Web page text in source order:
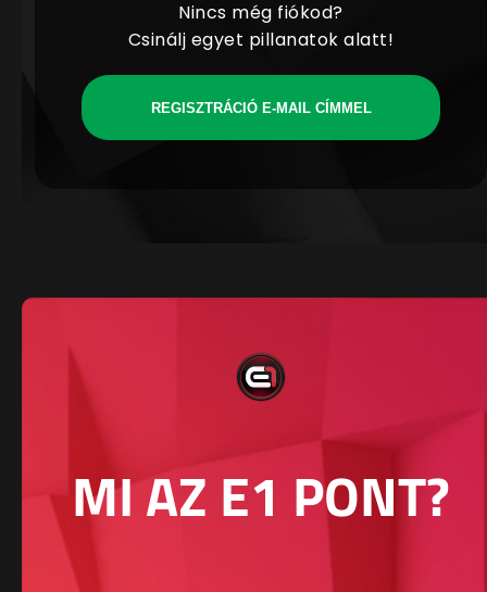
Nincs még fiókod?
Csinálj egyet pillanatok alatt!
REGISZTRÁCIÓ E-MAIL CÍMMEL
MI AZ E1 PONT?